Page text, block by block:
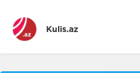
Kulis.az